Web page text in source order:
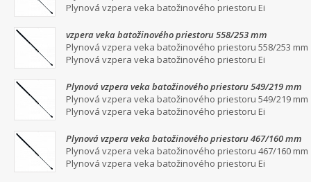
Plynová vzpera veka batožinového priestoru Ei
vzpera veka batožinového priestoru 558/253 mm
Plynová vzpera veka batožinového priestoru 558/253 mm
Plynová vzpera veka batožinového priestoru Ei
Plynová vzpera veka batožinového priestoru 549/219 mm
Plynová vzpera veka batožinového priestoru 549/219 mm
Plynová vzpera veka batožinového priestoru Ei
Plynová vzpera veka batožinového priestoru 467/160 mm
Plynová vzpera veka batožinového priestoru 467/160 mm
Plynová vzpera veka batožinového priestoru Ei